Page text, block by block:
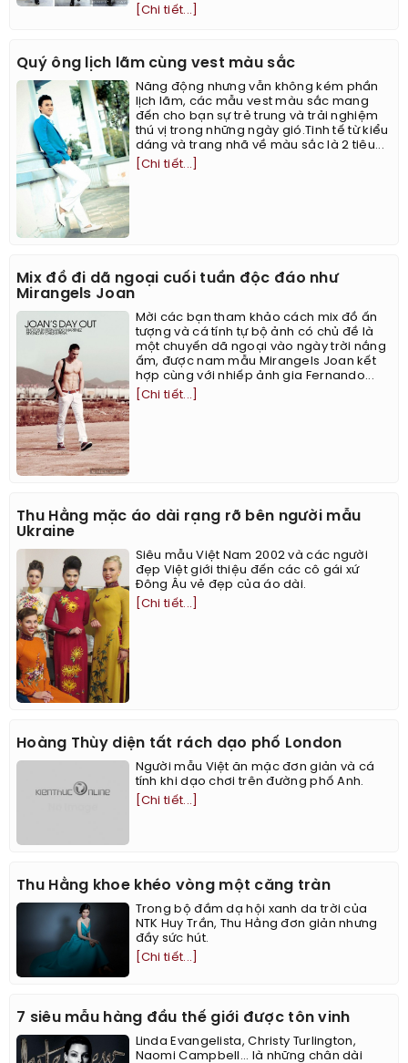
[Chi tiết...]
Quý ông lịch lãm cùng vest màu sắc
Năng động nhưng vẫn không kém phần
lịch lãm, các mẫu vest màu sắc mang
đến cho bạn sự trẻ trung và trải nghiệm
thú vị trong những ngày gió.Tinh tế từ kiểu
dáng và trang nhã về màu sắc là 2 tiêu...
[Chi tiết...]
Mix đồ đi dã ngoại cuối tuần độc đáo như
Mirangels Joan
Mời các bạn tham khảo cách mix đồ ấn
tượng và cá tính tự bộ ảnh có chủ đề là
một chuyến dã ngoại vào ngày trời nắng
ấm, được nam mẫu Mirangels Joan kết
hợp cùng với nhiếp ảnh gia Fernando...
[Chi tiết...]
Thu Hằng mặc áo dài rạng rỡ bên người mẫu
Ukraine
Siêu mẫu Việt Nam 2002 và các người
đẹp Việt giới thiệu đến các cô gái xứ
Đông Âu vẻ đẹp của áo dài.
[Chi tiết...]
Hoàng Thùy diện tất rách dạo phố London
Người mẫu Việt ăn mặc đơn giản và cá
tính khi dạo chơi trên đường phố Anh.
[Chi tiết...]
Thu Hằng khoe khéo vòng một căng tràn
Trong bộ đầm dạ hội xanh da trời của
NTK Huy Trần, Thu Hằng đơn giản nhưng
đầy sức hút.
[Chi tiết...]
7 siêu mẫu hàng đầu thế giới được tôn vinh
Linda Evangelista, Christy Turlington,
Naomi Campbell... là những chân dài